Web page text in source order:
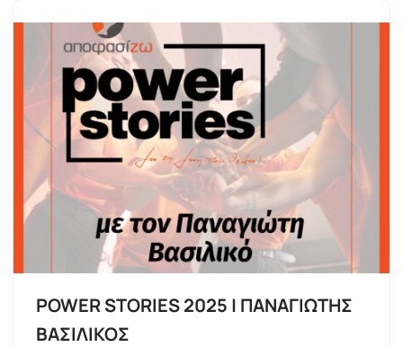
POWER STORIES 2025 | ΠΑΝΑΓΙΩΤΗΣ
ΒΑΣΙΛΙΚΟΣ